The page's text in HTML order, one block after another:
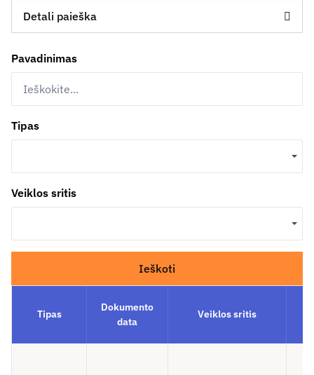
Detali paieška
Pavadinimas
Tipas
Veiklos sritis
Ieškoti
Tipas
Dokumento
data
Veiklos sritis